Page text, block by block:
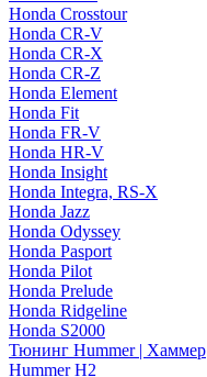
Honda Crosstour
Honda CR-V
Honda CR-X
Honda CR-Z
Honda Element
Honda Fit
Honda FR-V
Honda HR-V
Honda Insight
Honda Integra, RS-X
Honda Jazz
Honda Odyssey
Honda Pasport
Honda Pilot
Honda Prelude
Honda Ridgeline
Honda S2000
Тюнинг Hummer | Хаммер
Hummer H2